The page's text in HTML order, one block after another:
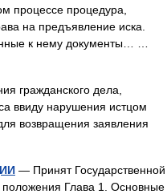
процессе процедура,
на предъявление иска.
к нему документы… …
гражданского дела,
ввиду нарушения истцом
возвращения заявления
— Принят Государственной
Глава 1. Основные